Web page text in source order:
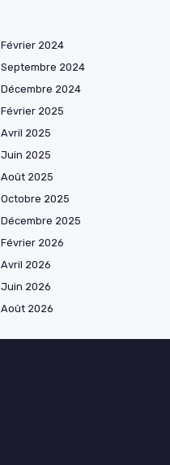
Février 2024
Septembre 2024
Décembre 2024
Février 2025
Avril 2025
Juin 2025
Août 2025
Octobre 2025
Décembre 2025
Février 2026
Avril 2026
Juin 2026
Août 2026